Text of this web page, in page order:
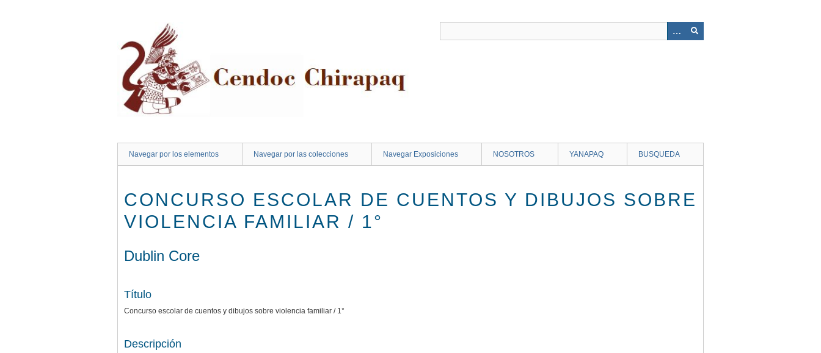
Navegar por los elementos Navegar por las colecciones Navegar Exposiciones NOSOTROS YANAPAQ BUSQUEDA
CONCURSO ESCOLAR DE CUENTOS Y DIBUJOS SOBRE
VIOLENCIA FAMILIAR / 1°
Dublin Core
Título
Concurso escolar de cuentos y dibujos sobre violencia familiar / 1°
Descripción